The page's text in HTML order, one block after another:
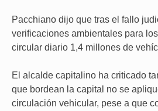
Pacchiano dijo que tras el fallo
verificaciones ambientales para
circular diario 1,4 millones de
El alcalde capitalino ha criticado
que bordean la capital no se
circulación vehicular, pese a que